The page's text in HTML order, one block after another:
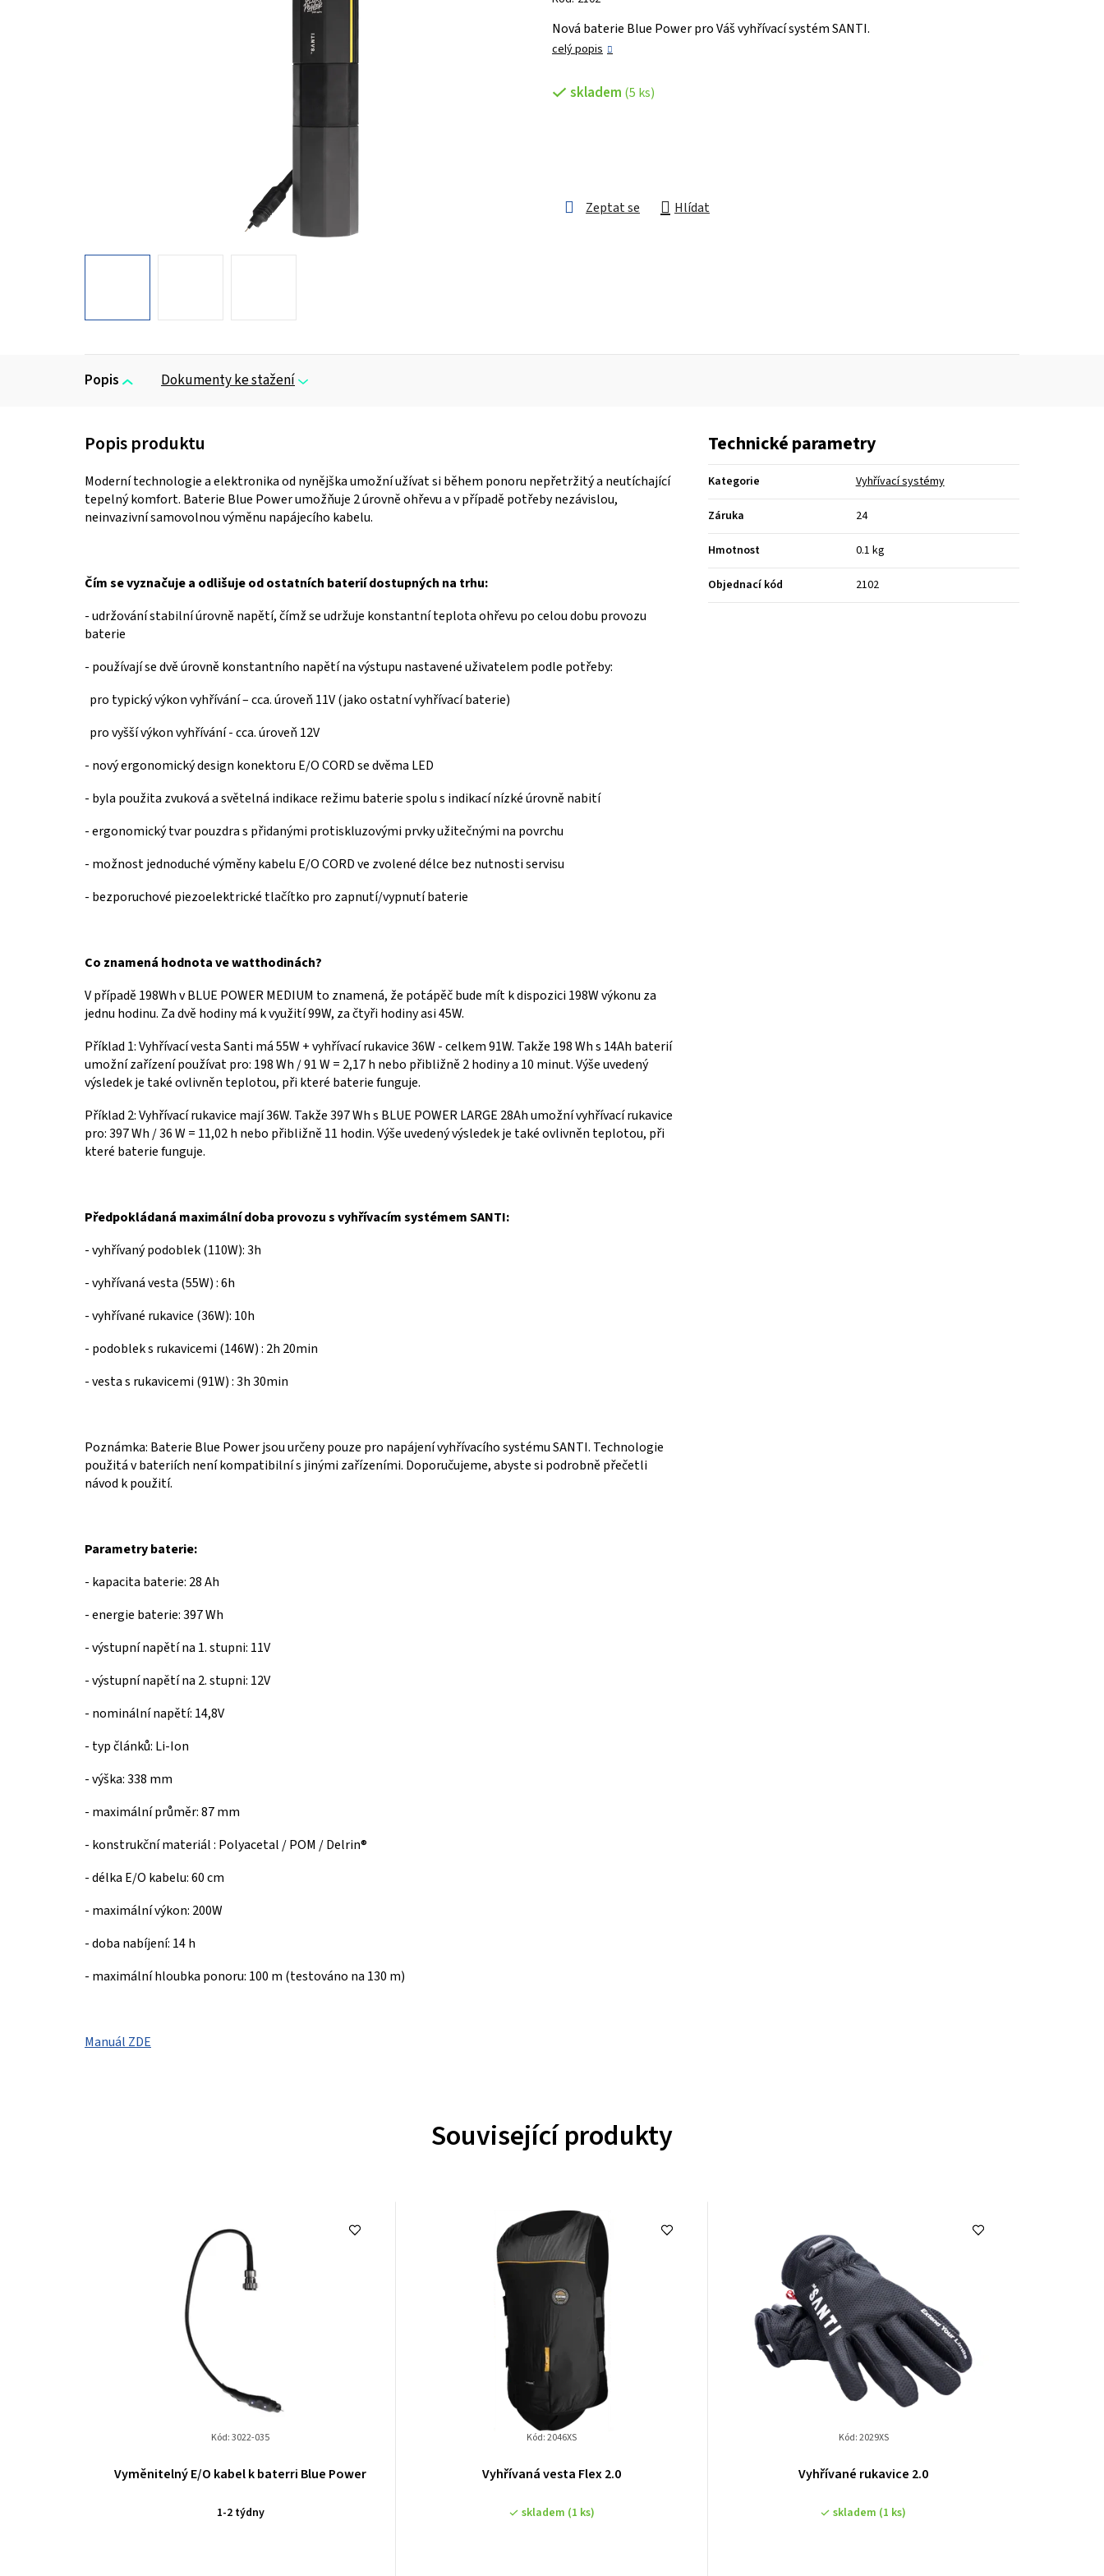
5,0
z 5
Nová baterie Blue Power pro Váš vyhřívací systém SANTI.
celý popis
skladem (5 ks)
Zeptat se Hlídat
Popis Dokumenty ke stažení
Moderní technologie a elektronika od nynějška umožní užívat si během ponoru nepřetržitý a neutíchající
tepelný komfort. Baterie Blue Power umožňuje 2 úrovně ohřevu a v případě potřeby nezávislou,
neinvazivní samovolnou výměnu napájecího kabelu.
Čím se vyznačuje a odlišuje od ostatních baterií dostupných na trhu:
-udržování stabilní úrovně napětí, čímž se udržuje konstantní teplota ohřevu po celou dobu provozu
baterie
- používají se dvě úrovně konstantního napětí na výstupu nastavené uživatelem podle potřeby:
pro typický výkon vyhřívání – cca.úroveň 11V (jako ostatní vyhřívací baterie)
pro vyšší výkon vyhřívání -cca.úroveň 12V
- nový ergonomický design konektoru E/O CORD se dvěma LED
- byla použita zvuková a světelná indikace režimu baterie spolu s indikací nízké úrovně nabití
- ergonomický tvar pouzdra s přidanými protiskluzovými prvky užitečnými na povrchu
- možnost jednoduché výměny kabelu E/O CORD ve zvolené délce bez nutnosti servisu
- bezporuchové piezoelektrické tlačítko pro zapnutí/vypnutí baterie
Co znamená hodnota ve watthodinách?
V případě 198Wh v BLUE POWER MEDIUM to znamená, že potápěč bude mít k dispozici 198W výkonu za
jednu hodinu. Za dvě hodiny má k využití 99W, za čtyři hodiny asi 45W.
Příklad 1:Vyhřívací vesta Santi má 55W + vyhřívací rukavice 36W - celkem 91W. Takže 198 Wh s 14Ah baterií
umožní zařízení používat pro: 198 Wh / 91 W = 2,17 h nebo přibližně 2 hodiny a 10 minut.Výše uvedený
výsledek je také ovlivněn teplotou, při které baterie funguje.
Příklad 2:Vyhřívací rukavice mají 36W. Takže 397 Wh s BLUE POWER LARGE 28Ah umožní vyhřívací rukavice
pro:397 Wh / 36 W = 11,02 h nebo přibližně 11 hodin.Výše uvedený výsledek je také ovlivněn teplotou, při
které baterie funguje.
Předpokládaná maximální doba provozu s vyhřívacím systémem SANTI:
- vyhřívaný podoblek(110W): 3h
-vyhřívaná vesta (55W) : 6h
-vyhřívané rukavice (36W): 10h
- podobleks rukavicemi (146W) : 2h 20min
-vesta s rukavicemi (91W) : 3h 30min
Poznámka: Baterie Blue Power jsou určeny pouze pro napájení vyhřívacího systému SANTI. Technologie
použitá v bateriích není kompatibilní s jinými zařízeními. Doporučujeme, abyste si podrobně přečetli
návod k použití.
Parametry baterie:
- kapacita baterie: 28 Ah
-energie baterie: 397 Wh
-výstupní napětí na 1. stupni: 11V
- výstupní napětí na 2. stupni: 12V
- nominální napětí: 14,8V
- typ článků: Li-Ion
-výška: 338 mm
- maximální průměr: 87 mm
- konstrukční materiál : Polyacetal / POM / Delrin®
-délka E/O kabelu: 60 cm
- maximální výkon: 200W
-doba nabíjení: 14 h
- maximální hloubka ponoru: 100 m (testováno na 130 m)
Manuál ZDE
Technické parametry
Kategorie Vyhřívací systémy
Záruka 24
Hmotnost 0.1 kg
Objednací kód 2102
Související produkty
Vyměnitelný E/O kabel k baterri Blue Power
1-2 týdny
Kód:3022-035
Vyhřívaná vesta Flex 2.0
skladem (1 ks)
Kód:2046XS
Vyhřívané rukavice 2.0
skladem (1 ks)
Kód:2029XS